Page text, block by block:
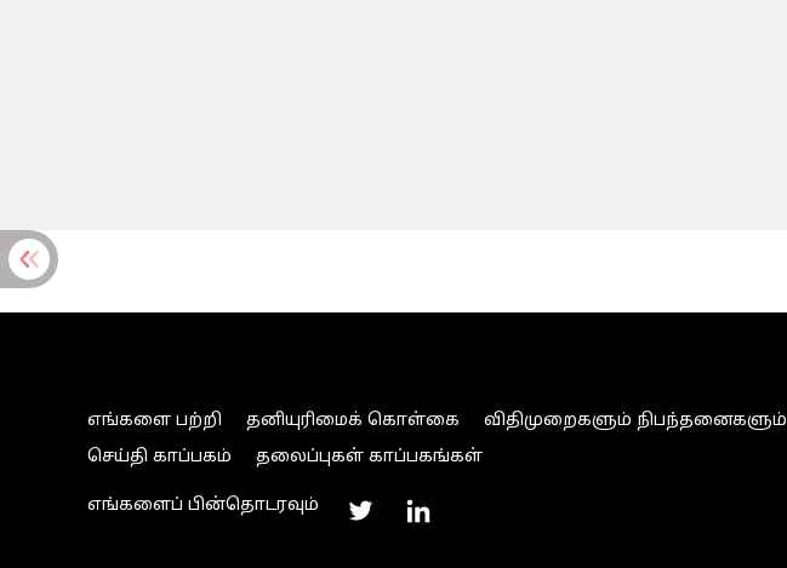
எங்களை பற்றி தனியுரிமைக் கொள்கை விதிமுறைகளும் நிபந்தனைகளும்
செய்தி காப்பகம்
தலைப்புகள் காப்பகங்கள்
எங்களைப் பின்தொடரவும்